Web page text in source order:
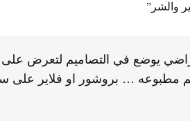
والشر”
يوضع في التصاميم لتعرض
مطبوعه … بروشور او فلاير على